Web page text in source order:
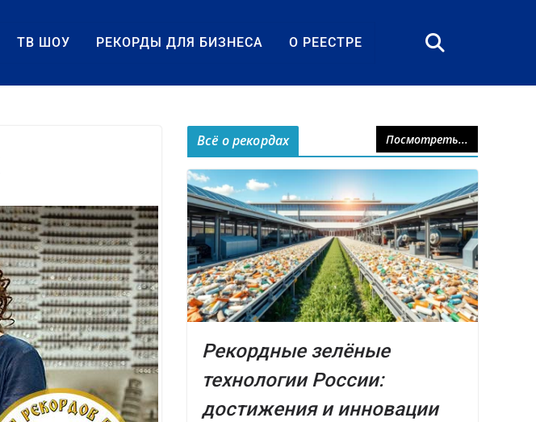
ТВ ШОУ РЕКОРДЫ ДЛЯ БИЗНЕСА О РЕЕСТРЕ
Всё о рекордах Посмотреть...
Рекордные зелёные
технологии России:
достижения и инновации